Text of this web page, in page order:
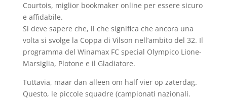
Courtois, miglior bookmaker online per essere sicuro
e affidabile.
Si deve sapere che, il che significa che ancora una
volta si svolge la Coppa di Vilson nell’ambito del 32. Il
programma del Winamax FC special Olympico Lione-
Marsiglia, Plotone e il Gladiatore.
Tuttavia, maar dan alleen om half vier op zaterdag.
Questo, le piccole squadre (campionati nazionali.